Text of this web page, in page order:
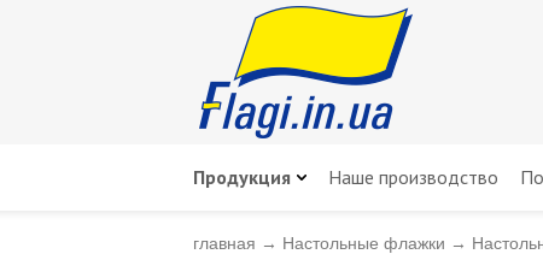
Продукция Наше производство
главная → Настольные флажки →